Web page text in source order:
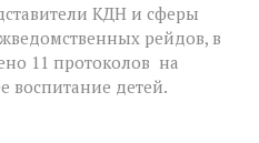
КДН и сферы
рейдов, в
11 протоколов на
воспитание детей.